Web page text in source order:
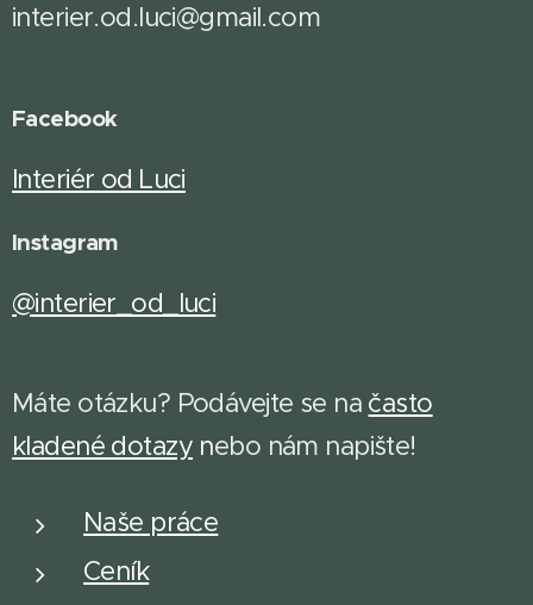
interier.od.luci@gmail.com
Facebook
Interiér od Luci
Instagram
@interier_od_luci
Máte otázku? Podávejte se na často
kladené dotazy nebo nám napište!
Naše práce
Ceník